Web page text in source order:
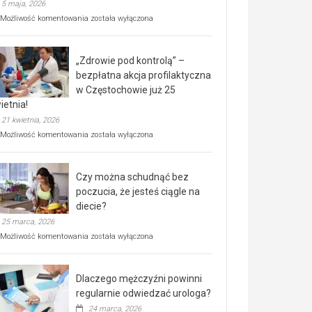
5 maja, 2026
Możliwość komentowania Rusza
rehabilitacji
dla
seniorów!
została wyłączona
„Zdrowie pod kontrolą” –
bezpłatna akcja profilaktyczna
w Częstochowie już 25
21 kwietnia, 2026
Możliwość komentowania „Zdrowie
bezpłatna
akcja
profilaktyczna
w
już
kwietnia!
została wyłączona
Czy można schudnąć bez
poczucia, że jesteś ciągle na
diecie?
25 marca, 2026
Możliwość komentowania Czy
poczucia,
że
została wyłączona
Dlaczego mężczyźni powinni
regularnie odwiedzać urologa?
24 marca, 2026